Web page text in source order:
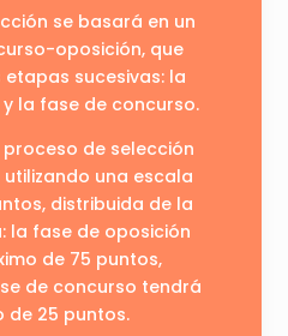
se basará en un
oposición, que
sucesivas: la
la fase de concurso.
de selección
una escala
distribuida de la
la fase de oposición
de 75 puntos,
de concurso tendrá
de 25 puntos.